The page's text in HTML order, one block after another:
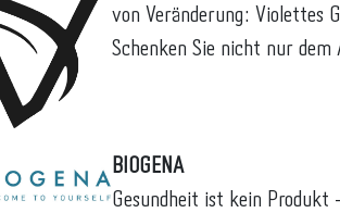
von Veränderung: Violettes
Schenken Sie nicht nur dem
BIOGENA
Gesundheit ist kein Produkt